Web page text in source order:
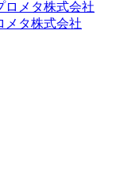
メタ株式会社